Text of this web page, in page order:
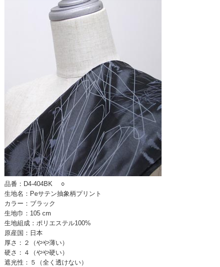
品番：D4-404BK○
生地名：Peサテン抽象柄プリント
カラー：ブラック
生地巾：105 cm
生地組成：ポリエステル100%
原産国：日本
厚さ：２（やや薄い）
硬さ：４（やや硬い）
遮光性：５（全く透けない）